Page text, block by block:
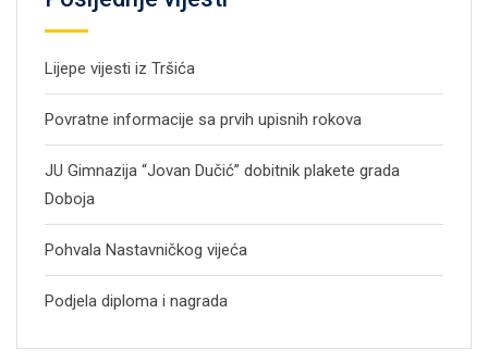
Lijepe vijesti iz Tršića
Povratne informacije sa prvih upisnih rokova
JU Gimnazija “Jovan Dučić” dobitnik plakete grada
Doboja
Pohvala Nastavničkog vijeća
Podjela diploma i nagrada